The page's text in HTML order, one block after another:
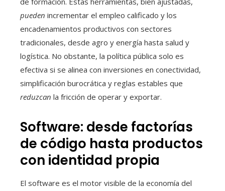
pueden incrementar el empleo calificado y los
encadenamientos productivos con sectores
tradicionales, desde agro y energía hasta salud y
logística. No obstante, la política pública solo es
efectiva si se alinea con inversiones en conectividad,
simplificación burocrática y reglas estables que
reduzcan la fricción de operar y exportar.
Software: desde factorías
de código hasta productos
con identidad propia
El software es el motor visible de la economía del